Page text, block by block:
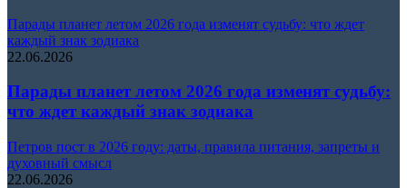
Парады планет летом 2026 года изменят судьбу: что ждет
каждый знак зодиака
22.06.2026
Парады планет летом 2026 года изменят судьбу:
что ждет каждый знак зодиака
Петров пост в 2026 году: даты, правила питания, запреты и
духовный смысл
22.06.2026